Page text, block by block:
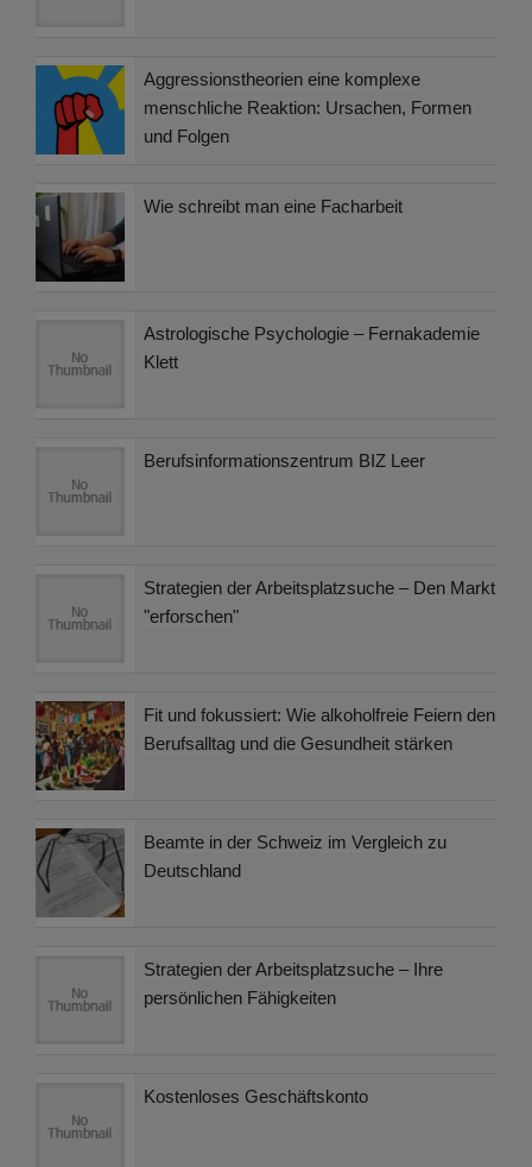
Aggressionstheorien eine komplexe
menschliche Reaktion: Ursachen, Formen
und Folgen
Wie schreibt man eine Facharbeit
Astrologische Psychologie – Fernakademie
Klett
Berufsinformationszentrum BIZ Leer
Strategien der Arbeitsplatzsuche – Den Markt
"erforschen"
Fit und fokussiert: Wie alkoholfreie Feiern den
Berufsalltag und die Gesundheit stärken
Beamte in der Schweiz im Vergleich zu
Deutschland
Strategien der Arbeitsplatzsuche – Ihre
persönlichen Fähigkeiten
Kostenloses Geschäftskonto